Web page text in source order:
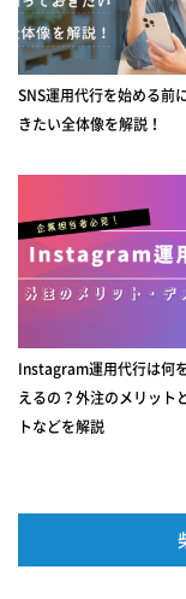
SNS運用代行を始める前
きたい全体像を解説！
Instagram運用代行は何
えるの？外注のメリット
トなどを解説